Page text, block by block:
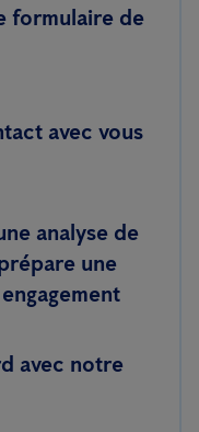
formulaire de
avec vous
analyse de
une
avec notre